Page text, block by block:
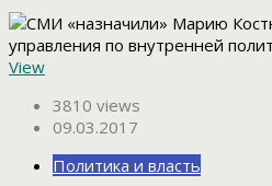
View
3810 views
09.03.2017
Политика и власть